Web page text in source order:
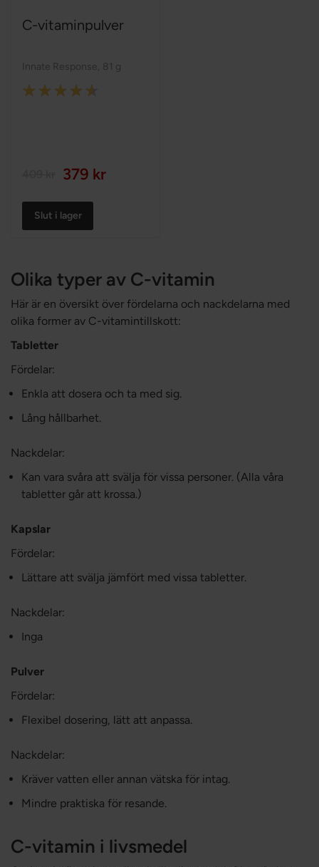
C-vitaminpulver
Innate Response 81 g
Rating:
379 kr
Slut i lager
Olika typer av C-vitamin
Här är en översikt över fördelarna och nackdelarna med
olika former av C-vitamintillskott:
Tabletter
Fördelar:
Enkla att dosera och ta med sig.
Lång hållbarhet.
Nackdelar:
Kan vara svåra att svälja för vissa personer. (Alla våra
tabletter går att krossa.)
Kapslar
Fördelar:
Lättare att svälja jämfört med vissa tabletter.
Nackdelar:
Inga
Pulver
Fördelar:
Flexibel dosering, lätt att anpassa.
Nackdelar:
Kräver vatten eller annan vätska för intag.
Mindre praktiska för resande.
C-vitamin i livsmedel